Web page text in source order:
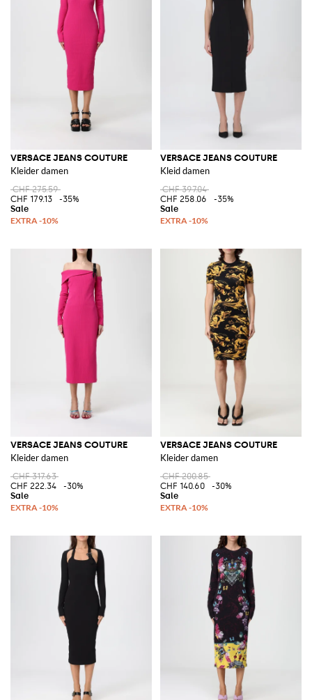
VERSACE JEANS COUTURE
Kleider damen
CHF 275.59
CHF 179.13
-35%
VERSACE JEANS COUTURE
Kleid damen
CHF 397.04
CHF 258.06
-35%
VERSACE JEANS COUTURE
Kleider damen
CHF 317.63
CHF 222.34
-30%
VERSACE JEANS COUTURE
Kleider damen
CHF 200.85
CHF 140.60
-30%